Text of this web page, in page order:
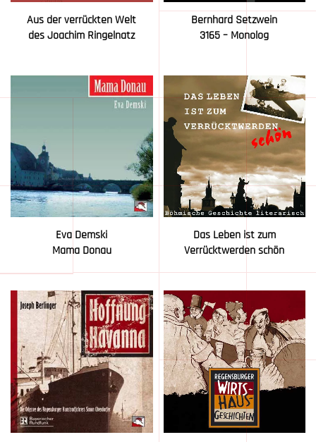
Aus der verrückten Welt
des Joachim Ringelnatz
Bernhard Setzwein
3165 – Monolog
Eva Demski
Mama Donau
Das Leben ist zum
Verrücktwerden schön